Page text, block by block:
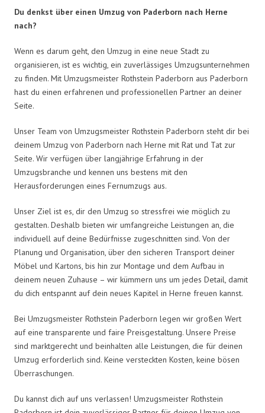
Du denkst über einen Umzug von Paderborn nach Herne
nach?
Wenn es darum geht, den Umzug in eine neue Stadt zu
organisieren, ist es wichtig, ein zuverlässiges Umzugsunternehmen
zu finden. Mit Umzugsmeister Rothstein Paderborn aus Paderborn
hast du einen erfahrenen und professionellen Partner an deiner
Seite.
Unser Team von Umzugsmeister Rothstein Paderborn steht dir bei
deinem Umzug von Paderborn nach Herne mit Rat und Tat zur
Seite. Wir verfügen über langjährige Erfahrung in der
Umzugsbranche und kennen uns bestens mit den
Herausforderungen eines Fernumzugs aus.
Unser Ziel ist es, dir den Umzug so stressfrei wie möglich zu
gestalten. Deshalb bieten wir umfangreiche Leistungen an, die
individuell auf deine Bedürfnisse zugeschnitten sind. Von der
Planung und Organisation, über den sicheren Transport deiner
Möbel und Kartons, bis hin zur Montage und dem Aufbau in
deinem neuen Zuhause – wir kümmern uns um jedes Detail, damit
du dich entspannt auf dein neues Kapitel in Herne freuen kannst.
Bei Umzugsmeister Rothstein Paderborn legen wir großen Wert
auf eine transparente und faire Preisgestaltung. Unsere Preise
sind marktgerecht und beinhalten alle Leistungen, die für deinen
Umzug erforderlich sind. Keine versteckten Kosten, keine bösen
Überraschungen.
Du kannst dich auf uns verlassen! Umzugsmeister Rothstein